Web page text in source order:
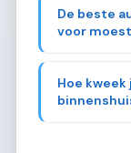
De beste
voor
Hoe